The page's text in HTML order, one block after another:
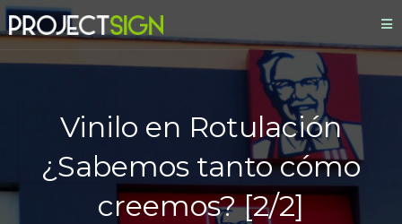
Vinilo en Rotulación
¿Sabemos tanto cómo
creemos? [2/2]